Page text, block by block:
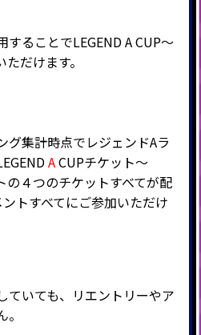
することでLEGEND A CUP～
だけます。
集計時点でレジェンドAラ
ACUPチケット～
の４つのチケットすべてが配
トすべてにご参加いただけ
ていても、リエントリーやア
。